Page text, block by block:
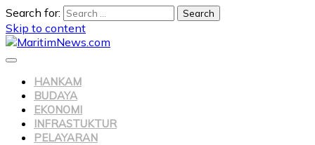
Search for:
Skip to content
HANKAM
BUDAYA
EKONOMI
INFRASTUKTUR
PELAYARAN